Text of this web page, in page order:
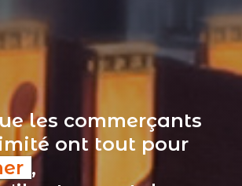
les commerçants
ont tout pour
,